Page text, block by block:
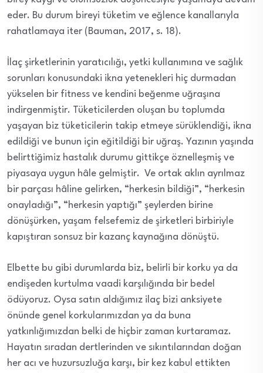
eder. Bu durum bireyi tüketim ve eğlence kanallarıyla
rahatlamaya iter (Bauman, 2017, s. 18).
İlaç şirketlerinin yaratıcılığı, yetki kullanımına ve sağlık
sorunları konusundaki ikna yetenekleri hiç durmadan
yükselen bir fitness ve kendini beğenme uğraşına
indirgenmiştir. Tüketicilerden oluşan bu toplumda
yaşayan biz tüketicilerin takip etmeye sürüklendiği, ikna
edildiği ve bunun için eğitildiği bir uğraş. Yazının yaşında
belirttiğimiz hastalık durumu gittikçe öznelleşmiş ve
piyasaya uygun hâle gelmiştir. Ve ortak aklın ayrılmaz
bir parçası hâline gelirken, “herkesin bildiği”, “herkesin
onayladığı”, “herkesin yaptığı” şeylerden birine
dönüşürken, yaşam felsefemiz de şirketleri birbiriyle
kapıştıran sonsuz bir kazanç kaynağına dönüştü.
Elbette bu gibi durumlarda biz, belirli bir korku ya da
endişeden kurtulma vaadi karşılığında bir bedel
ödüyoruz. Oysa satın aldığımız ilaç bizi anksiyete
önünde genel korkularımızdan ya da buna
yatkınlığımızdan belki de hiçbir zaman kurtaramaz.
Hayatın sıradan dertlerinden ve sıkıntılarından doğan
her acı ve huzursuzluğa karşı, bir kez kabul ettikten